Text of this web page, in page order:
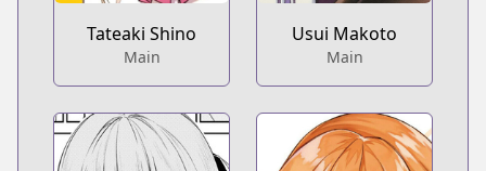
Tateaki Shino
Main
Usui Makoto
Main